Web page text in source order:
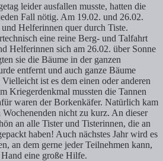
leider ausfallen musste, hatten die
Fall nötig. Am 19.02. und 26.02.
Helferinnen quer durch Tiste.
eine reine Berg- und Talfahrt
Helferinnen sich am 26.02. über Sonne
sie die Bäume in der ganzen
entfernt und auch ganze Bäume
ist es dem einen oder anderen
Kriegerdenkmal mussten die Tannen
waren der Borkenkäfer. Natürlich kam
nicht zu kurz. An dieser
an alle Tister und Tisterinnen, die an
haben! Auch nächstes Jahr wird es
an dem gerne jeder Teilnehmen kann,
eine große Hilfe.